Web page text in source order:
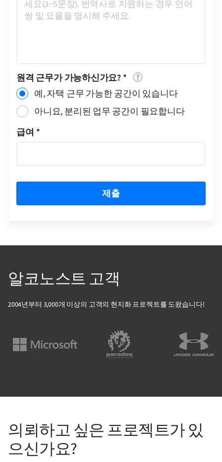
원격 근무가 가능하신가요? *
예, 자택 근무 가능한 공간이 있습니다
아니요, 분리된 업무 공간이 필요합니다
급여 *
제출
알코노스트 고객
2004년부터 3,000개 이상의 고객의 현지화 프로젝트를 도왔습니다!
의뢰하고 싶은 프로젝트가 있
으신가요?